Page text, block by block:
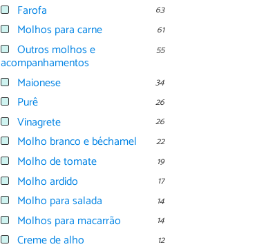
Farofa 63
Molhos para carne 61
Outros molhos e
acompanhamentos
55
Maionese 34
Purê 26
Vinagrete 26
Molho branco e béchamel 22
Molho de tomate 19
Molho ardido 17
Molho para salada 14
Molhos para macarrão 14
Creme de alho 12